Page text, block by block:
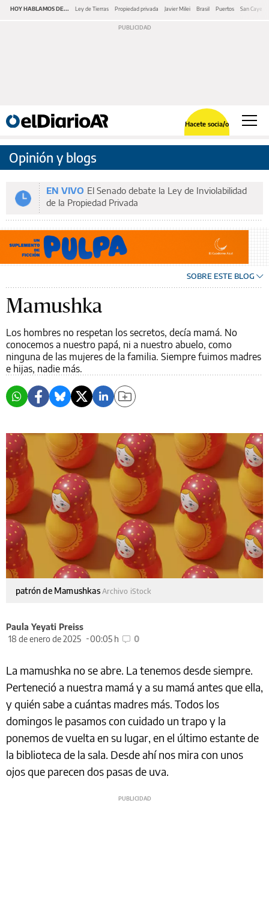
HOY HABLAMOS DE... Ley de Tierras Propiedad privada Javier Milei Brasil Puertos San
Hacete socia/o
Opinión y blogs
EN VIVO El Senado debate la Ley de Inviolabilidad
de la Propiedad Privada
SOBRE ESTE BLOG
Mamushka
Los hombres no respetan los secretos, decía mamá. No
conocemos a nuestro papá, ni a nuestro abuelo, como
ninguna de las mujeres de la familia. Siempre fuimos madres
e hijas, nadie más.
patrón de Mamushkas Archivo iStock
Paula Yeyati Preiss
18 de enero de 2025
00:05 h 0
La mamushka no se abre. La tenemos desde siempre.
Perteneció a nuestra mamá y a su mamá antes que ella,
y quién sabe a cuántas madres más. Todos los
domingos le pasamos con cuidado un trapo y la
ponemos de vuelta en su lugar, en el último estante de
la biblioteca de la sala. Desde ahí nos mira con unos
ojos que parecen dos pasas de uva.